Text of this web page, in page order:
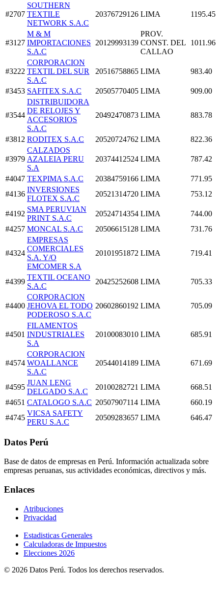
#2707
SOUTHERN
TEXTILE
NETWORK S.A.C
20376729126 LIMA 1195.45
#3127
M & M
IMPORTACIONES
S.A.C
20129993139
PROV.
CONST. DEL
CALLAO
1011.96
#3222
CORPORACION
TEXTIL DEL SUR
S.A.C
20516758865 LIMA 983.40
#3453 SAFITEX S.A.C 20505770405 LIMA 909.00
#3544
DISTRIBUIDORA
DE RELOJES Y
ACCESORIOS
S.A.C
20492470873 LIMA 883.78
#3812 RODITEX S.A.C 20520724762 LIMA 822.36
#3979
CALZADOS
AZALEIA PERU
S.A
20374412524 LIMA 787.42
#4047 TEXPIMA S.A.C 20384759166 LIMA
771.95
#4136
INVERSIONES
FLOTEX S.A.C
20521314720 LIMA 753.12
#4192
SMA PERUVIAN
PRINT S.A.C
20524714354 LIMA
744.00
#4257 MONCAL S.A.C 20506615128 LIMA 731.76
#4324
EMPRESAS
COMERCIALES
S.A. Y/O
EMCOMER S.A
20101951872 LIMA 719.41
#4399
TEXTIL OCEANO
S.A.C
20425252608 LIMA 705.33
#4400
CORPORACION
JEHOVA EL TODO
PODEROSO S.A.C
20602860192 LIMA 705.09
#4501
FILAMENTOS
INDUSTRIALES
S.A
20100083010 LIMA 685.91
#4574
CORPORACION
WOALLANCE
S.A.C
20544014189 LIMA 671.69
#4595
JUAN LENG
DELGADO S.A.C
20100282721 LIMA
668.51
#4651 CATALOGO S.A.C 20507907114 LIMA
660.19
#4745
VICSA SAFETY
PERU S.A.C
20509283657 LIMA 646.47
Datos Perú
Base de datos de empresas en Perú. Información actualizada sobre
empresas peruanas, sus actividades económicas, directivos y más.
Enlaces
Atribuciones
Privacidad
Estadisticas Generales
Calculadoras de Impuestos
Elecciones 2026
© 2026 Datos Perú. Todos los derechos reservados.